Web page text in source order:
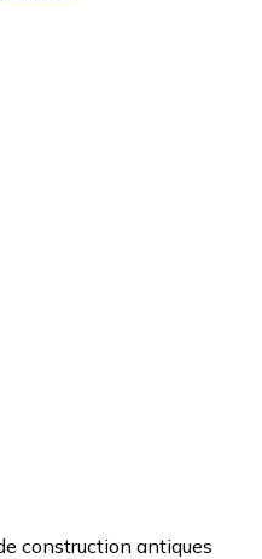
construction antiques